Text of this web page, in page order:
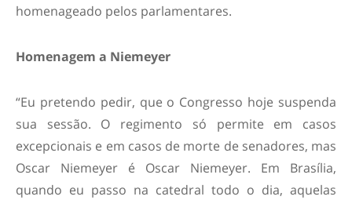
homenageado pelos parlamentares.
Homenagem a Niemeyer
“Eu pretendo pedir, que o Congresso hoje suspenda
sua sessão. O regimento só permite em casos
excepcionais e em casos de morte de senadores, mas
Oscar Niemeyer é Oscar Niemeyer. Em Brasília,
quando eu passo na catedral todo o dia, aquelas